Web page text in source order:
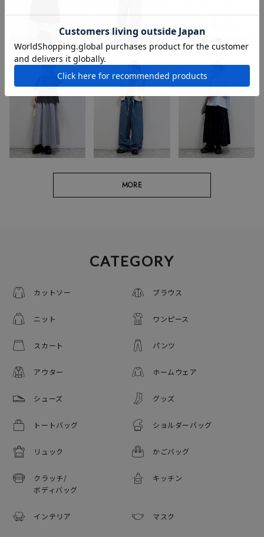
MORE
CATEGORY
カットソー ブラウス
ニット ワンピース
スカート パンツ
アウター ホームウェア
シューズ グッズ
トートバッグ ショルダーバッグ
リュック かごバッグ
クラッチ/
ボディバッグ
キッチン
インテリア マスク